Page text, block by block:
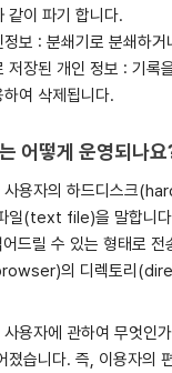
같이 파기 합니다.
보 : 분쇄기로 분쇄하거
저장된 개인 정보 : 기록
여 삭제됩니다.
어떻게 운영되나요
사용자의 하드디스크
일(text file)을 말합니다
드릴 수 있는 형태로 전
의 디렉토리
용자에 관하여 무엇인
졌습니다. 즉, 이용자의